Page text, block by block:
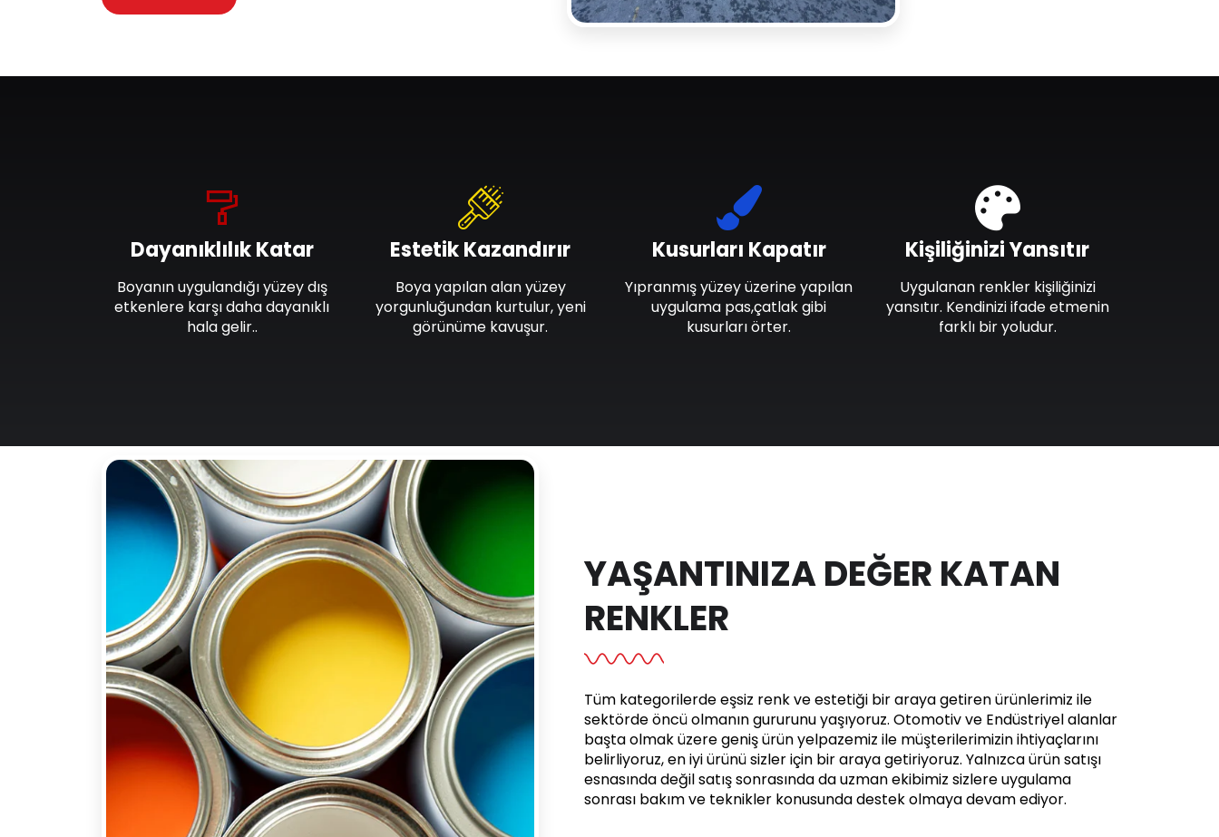
Dayanıklılık Katar
Boyanın uygulandığı yüzey dış
etkenlere karşı daha dayanıklı
hala gelir..
Estetik Kazandırır
Boya yapılan alan yüzey
yorgunluğundan kurtulur, yeni
görünüme kavuşur.
Kusurları Kapatır
Yıpranmış yüzey üzerine yapılan
uygulama pas,çatlak gibi
kusurları örter.
Kişiliğinizi Yansıtır
Uygulanan renkler kişiliğinizi
yansıtır. Kendinizi ifade etmenin
farklı bir yoludur.
YAŞANTINIZA DEĞER KATAN
RENKLER
Tüm kategorilerde eşsiz renk ve estetiği bir araya getiren ürünlerimiz ile
sektörde öncü olmanın gururunu yaşıyoruz. Otomotiv ve Endüstriyel alanlar
başta olmak üzere geniş ürün yelpazemiz ile müşterilerimizin ihtiyaçlarını
belirliyoruz, en iyi ürünü sizler için bir araya getiriyoruz. Yalnızca ürün satışı
esnasında değil satış sonrasında da uzman ekibimiz sizlere uygulama
sonrası bakım ve teknikler konusunda destek olmaya devam ediyor.